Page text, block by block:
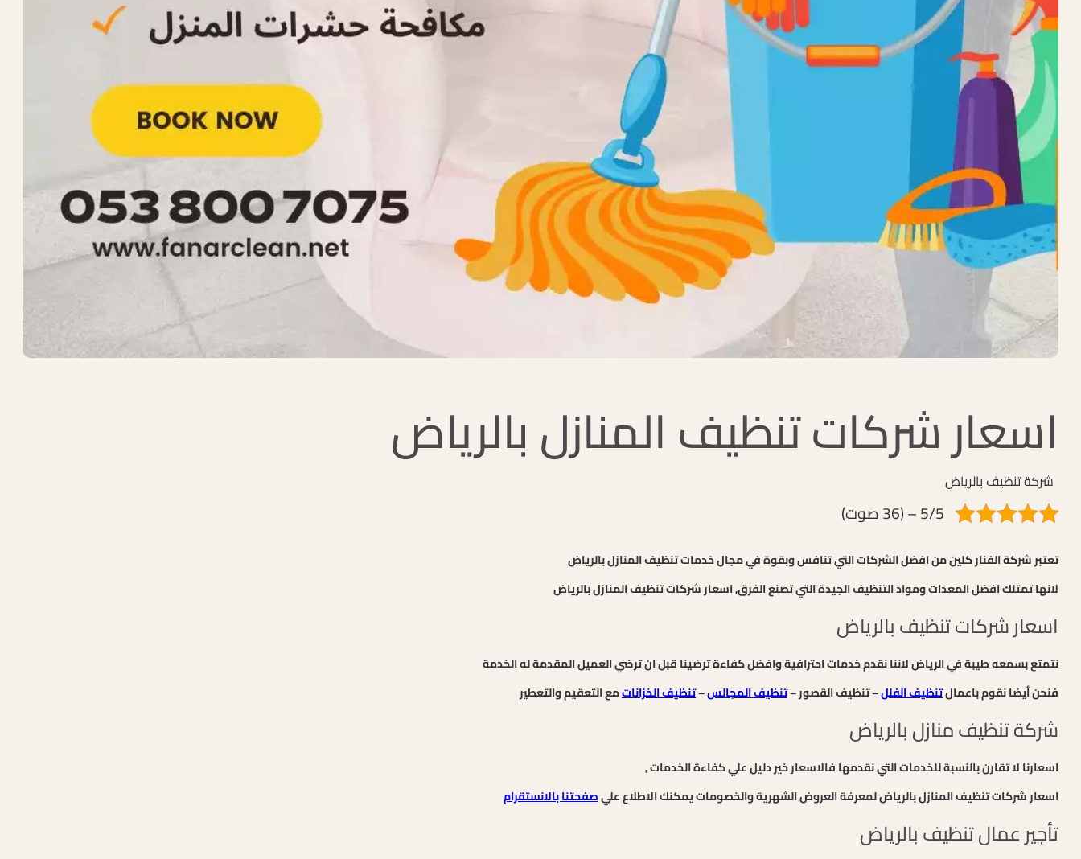
اسعار شركات تنظيف المنازل بالرياض
شركة تنظيف بالرياض
5/5 – (36 صوت)
تعتبر شركة الفنار كلين من افضل الشركات التي تنافس وبقوة في مجال خدمات تنظيف المنازل بالرياض
لانها تمتلك افضل المعدات ومواد التنظيف الجيدة التي تصنع الفرق, اسعار شركات تنظيف المنازل بالرياض
اسعار شركات تنظيف بالرياض
نتمتع بسمعه طيبة في الرياض لاننا نقدم خدمات احترافية وافضل كفاءة ترضينا قبل ان ترضي العميل المقدمة له الخدمة
فنحن أيضا نقوم باعمالتنظيف الفلل– تنظيف القصور –تنظيف المجالس–تنظيف الخزاناتمع التعقيم والتعطير
شركة تنظيف منازل بالرياض
اسعارنا لا تقارن بالنسبة للخدمات التي نقدمها فالاسعار خير دليل علي كفاءة الخدمات ,
اسعار شركات تنظيف المنازل بالرياض لمعرفة العروض الشهرية والخصومات يمكنك الاطلاع عليصفحتنا بالانستقرام
تأجير عمال تنظيف بالرياض